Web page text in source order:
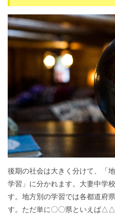
後期の社会は大きく分けて、「
学習」に分かれます。大妻中学
す。地方別の学習では各都道府
す。ただ単に〇〇県といえば